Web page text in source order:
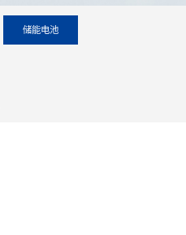
储能电池